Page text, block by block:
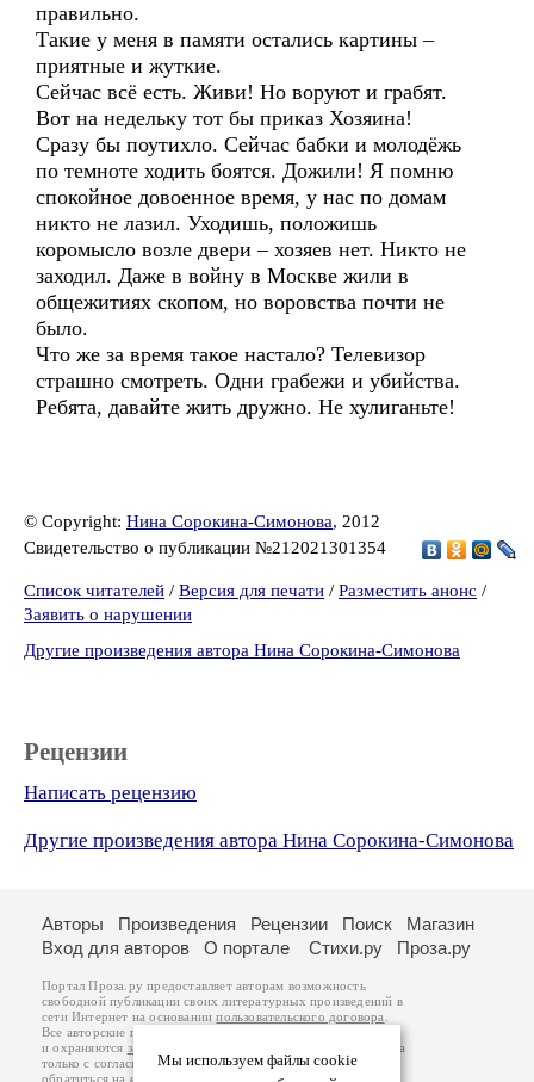
правильно.
Такие у меня в памяти остались картины –
приятные и жуткие.
Сейчас всё есть. Живи! Но воруют и грабят.
Вот на недельку тот бы приказ Хозяина!
Сразу бы поутихло. Сейчас бабки и молодёжь
по темноте ходить боятся. Дожили! Я помню
спокойное довоенное время, у нас по домам
никто не лазил. Уходишь, положишь
коромысло возле двери – хозяев нет. Никто не
заходил. Даже в войну в Москве жили в
общежитиях скопом, но воровства почти не
было.
Что же за время такое настало? Телевизор
страшно смотреть. Одни грабежи и убийства.
Ребята, давайте жить дружно. Не хулиганьте!
© Copyright: Нина Сорокина-Симонова, 2012
Свидетельство о публикации №212021301354
Список читателей / Версия для печати / Разместить анонс /
Заявить о нарушении
Другие произведения автора Нина Сорокина-Симонова
Рецензии
Написать рецензию
Другие произведения автора Нина Сорокина-Симонова
Мы используем файлы cookie
Авторы Произведения Рецензии Поиск
Магазин
Вход для авторов
О портале Стихи.ру Проза.ру
Портал Проза.ру предоставляет авторам возможность
свободной публикации своих литературных произведений в
сети Интернет на основаниипользовательского договора
Все авторские права на произведения принадлежат авторам
и охраняются законом
. Перепечатка произведений возможна
только с согласия его автора, к которому вы можете
обратиться на его авторской странице. Ответственность за